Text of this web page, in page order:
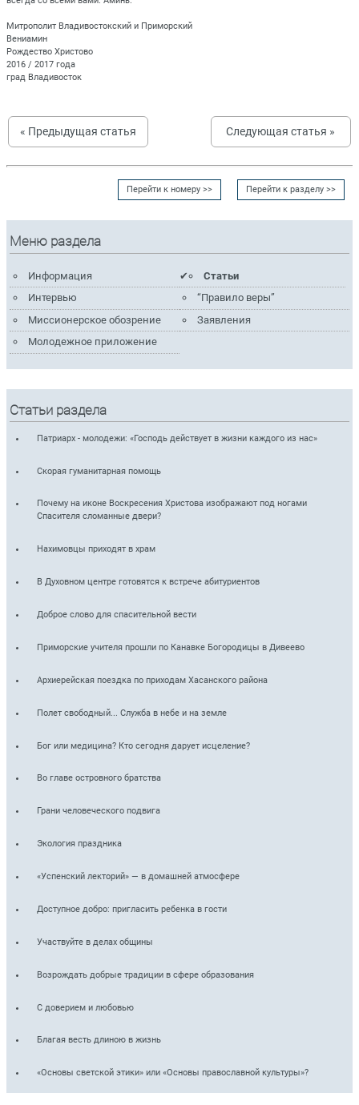
Митрополит Владивостокский и Приморский
Вениамин
Рождество Христово
2016 / 2017 года
град Владивосток
« Предыдущая статья Следующая статья »
Перейти к разделу >>
Перейти к номеру >>
Меню раздела
Информация
Статьи
Интервью
“Правило веры”
Миссионерское обозрение
Заявления
Молодежное приложение
Статьи раздела
Патриарх - молодежи: «Господь действует в жизни каждого из нас»
Скорая гуманитарная помощь
Почему на иконе Воскресения Христова изображают под ногами
Спасителя сломанные двери?
Нахимовцы приходят в храм
В Духовном центре готовятся к встрече абитуриентов
Доброе слово для спасительной вести
Приморские учителя прошли по Канавке Богородицы в Дивеево
Архиерейская поездка по приходам Хасанского района
Полет свободный... Служба в небе и на земле
Бог или медицина? Кто сегодня дарует исцеление?
Во главе островного братства
Грани человеческого подвига
Экология праздника
«Успенский лекторий» — в домашней атмосфере
Доступное добро: пригласить ребенка в гости
Участвуйте в делах общины
Возрождать добрые традиции в сфере образования
С доверием и любовью
Благая весть длиною в жизнь
«Основы светской этики» или «Основы православной культуры»?